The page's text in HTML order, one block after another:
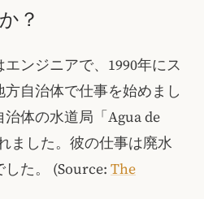
？
ンジニアで、1990年にス
自治体で仕事を始めまし
体の水道局「Agua de
ました。彼の仕事は廃水
た。 (Source: The